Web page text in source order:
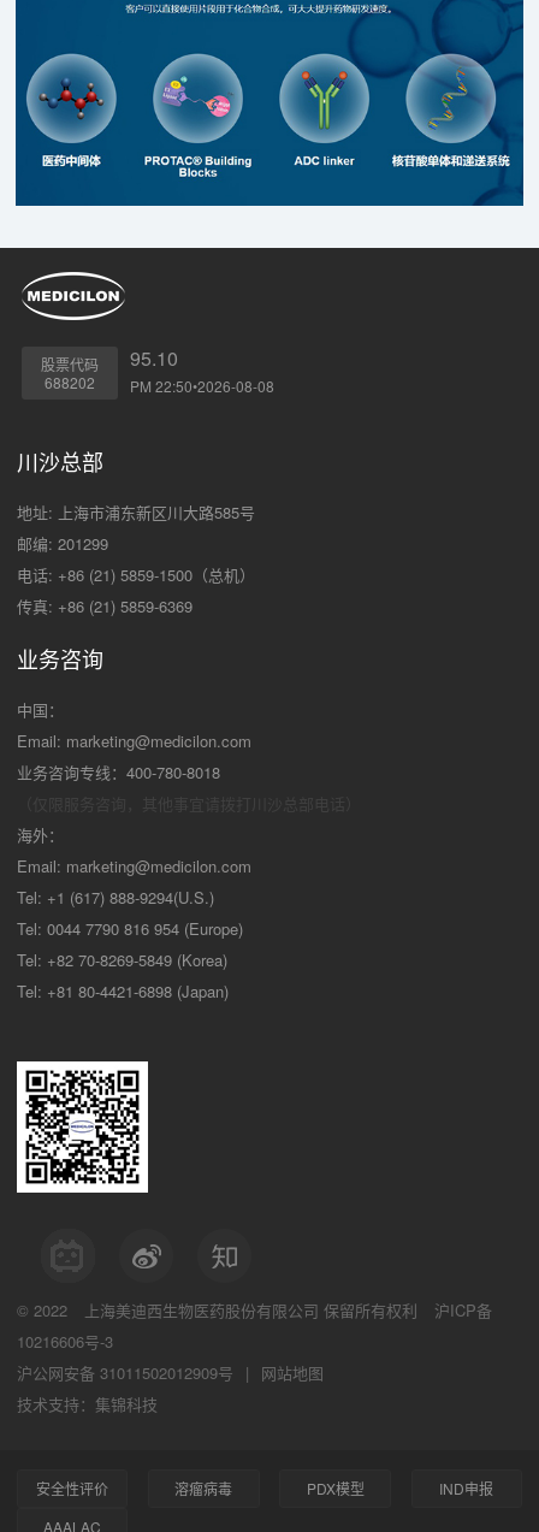
股票代码
688202
95.10
PM 22:50•2026-08-08
川沙总部
地址: 上海市浦东新区川大路585号
邮编: 201299
电话: +86 (21) 5859-1500（总机）
传真: +86 (21) 5859-6369
业务咨询
中国：
Email: marketing@medicilon.com
业务咨询专线：400-780-8018
海外：
Email: marketing@medicilon.com
Tel: +1 (617) 888-9294(U.S.)
Tel: 0044 7790 816 954 (Europe)
Tel: +82 70-8269-5849 (Korea)
Tel: +81 80-4421-6898 (Japan)
© 2022 上海美迪西生物医药股份有限公司 保留所有权利
沪ICP备
10216606号-3
沪公网安备 31011502012909号
|
网站地图
技术支持：集锦科技
安全性评价 溶瘤病毒 PDX模型
IND申报
AAALAC